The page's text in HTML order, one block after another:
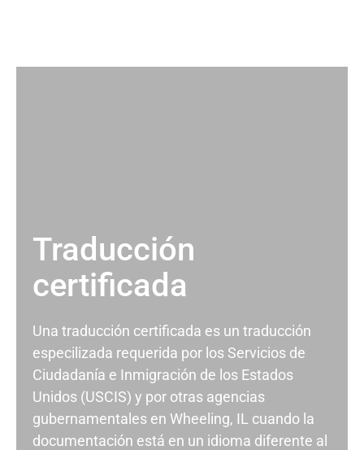
Traducción
certificada
Una traducción certificada es un traducción
especilizada requerida por los Servicios de
Ciudadanía e Inmigración de los Estados
Unidos (USCIS) y por otras agencias
gubernamentales en Wheeling, IL cuando la
documentación está en un idioma diferente al